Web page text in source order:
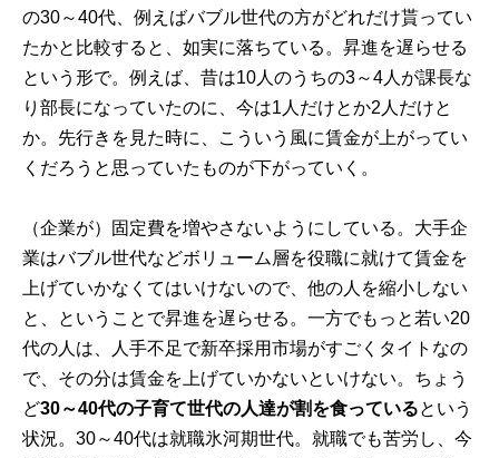
の30～40代、例えばバブル世代の方がどれだけ貰ってい
たかと比較すると、如実に落ちている。昇進を遅らせる
という形で。例えば、昔は10人のうちの3～4人が課長な
り部長になっていたのに、今は1人だけとか2人だけと
か。先行きを見た時に、こういう風に賃金が上がってい
くだろうと思っていたものが下がっていく。
（企業が）固定費を増やさないようにしている。大手企
業はバブル世代などボリューム層を役職に就けて賃金を
上げていかなくてはいけないので、他の人を縮小しない
と、ということで昇進を遅らせる。一方でもっと若い20
代の人は、人手不足で新卒採用市場がすごくタイトなの
で、その分は賃金を上げていかないといけない。ちょう
ど30～40代の子育て世代の人達が割を食っているという
状況。30～40代は就職氷河期世代。就職でも苦労し、今